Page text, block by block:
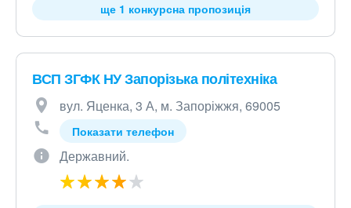
ще 1 конкурсна пропозиція
ВСП ЗГФК НУ Запорізька політехніка
вул. Яценка, 3 А, м. Запоріжжя, 69005
Показати телефон
Державний.